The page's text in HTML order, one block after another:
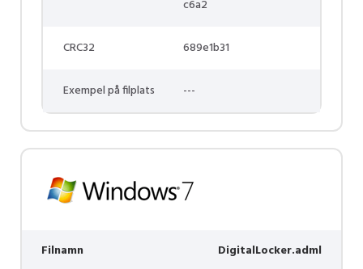
c6a2
CRC32 689e1b31
Exempel på filplats ---
Filnamn DigitalLocker.adml